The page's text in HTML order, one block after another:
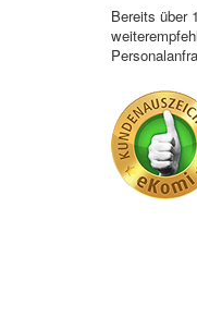
Bereits über